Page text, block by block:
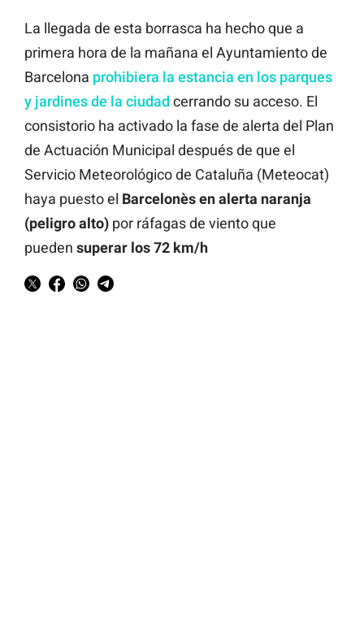
La llegada de esta borrasca ha hecho que a
primera hora de la mañana el Ayuntamiento de
Barcelona prohibiera la estancia en los parques
y jardines de la ciudad cerrando su acceso. El
consistorio ha activado la fase de alerta del Plan
de Actuación Municipal después de que el
Servicio Meteorológico de Cataluña (Meteocat)
haya puesto el Barcelonès en alerta naranja
(peligro alto) por ráfagas de viento que
pueden superar los 72 km/h